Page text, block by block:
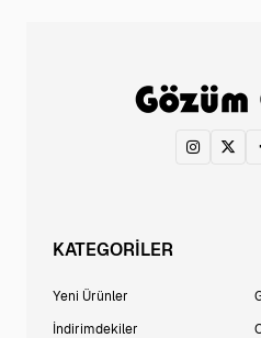
KATEGORİLER
Yeni Ürünler
İndirimdekiler